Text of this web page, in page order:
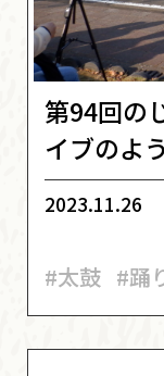
第94回の
イブのよ
2023.11.26
#太鼓 #踊